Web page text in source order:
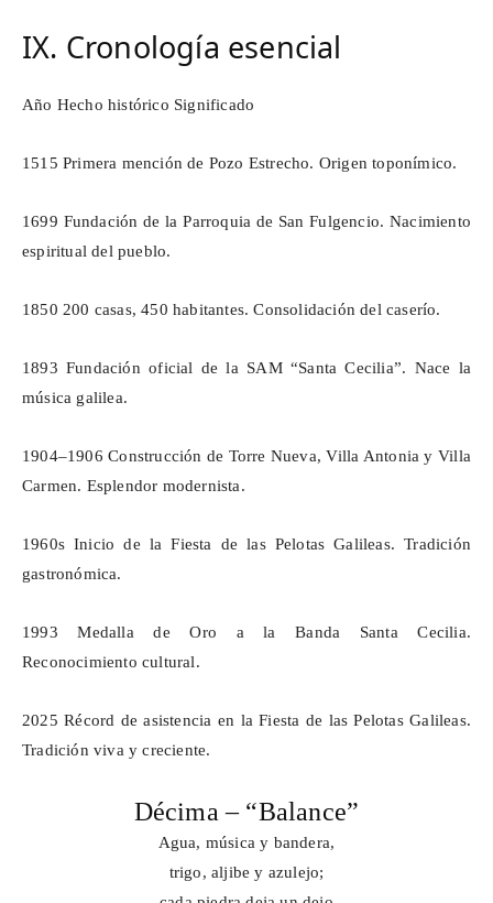
IX. Cronología esencial
Año Hecho histórico Significado
1515 Primera mención de Pozo Estrecho. Origen toponímico.
1699 Fundación de la Parroquia de San Fulgencio. Nacimiento
espiritual del pueblo.
1850 200 casas, 450 habitantes. Consolidación del caserío.
1893Fundación oficial de la SAM “Santa Cecilia”. Nace la
música galilea.
1904–1906 Construcción de Torre Nueva, Villa Antonia y Villa
Carmen. Esplendor modernista.
1960s Inicio de la Fiesta de las Pelotas Galileas. Tradición
gastronómica.
1993Medallade Oro a la Banda Santa Cecilia.
Reconocimiento cultural.
2025Récord de asistencia en la Fiesta de las Pelotas Galileas.
Tradición viva y creciente.
Décima – “Balance”
Agua, música y bandera,
trigo, aljibe y azulejo;